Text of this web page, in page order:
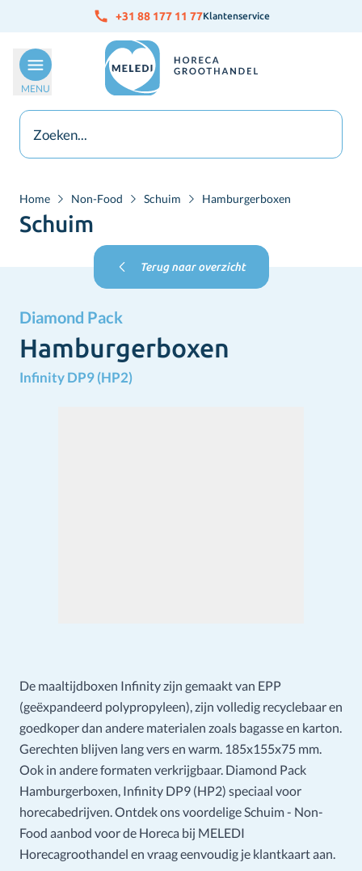
Ga naar de inhoud +31 88 177 11 77Klantenservice
MENU
Home Non-Food Schuim Hamburgerboxen
Schuim
Terug naar overzicht
Diamond Pack
Hamburgerboxen
Infinity DP9 (HP2)
De maaltijdboxen Infinity zijn gemaakt van EPP
(geëxpandeerd polypropyleen), zijn volledig recyclebaar en
goedkoper dan andere materialen zoals bagasse en karton.
Gerechten blijven lang vers en warm. 185x155x75 mm.
Ook in andere formaten verkrijgbaar. Diamond Pack
Hamburgerboxen, Infinity DP9 (HP2) speciaal voor
horecabedrijven. Ontdek ons voordelige Schuim - Non-
Food aanbod voor de Horeca bij MELEDI
Horecagroothandel en vraag eenvoudig je klantkaart aan.